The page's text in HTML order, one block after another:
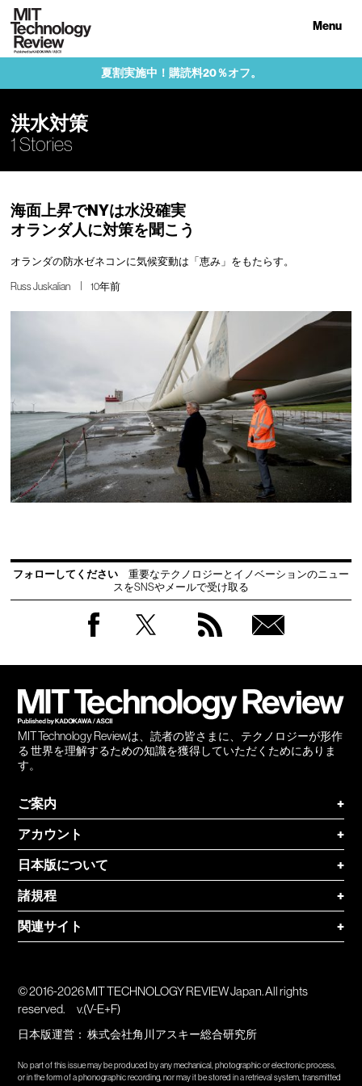
Menu
夏割実施中！購読料20％オフ。
洪水対策
1 Stories
海面上昇でNYは水没確実
オランダ人に対策を聞こう
オランダの防水ゼネコンに気候変動は「恵み」をもたらす。
Russ Juskalian 10年前
フォローしてください
重要なテクノロジーとイノベーションのニュー
スをSNSやメールで受け取る
MIT Technology Reviewは、読者の皆さまに、テクノロジーが形作
る 世界を理解するための知識を獲得していただくためにありま
す。
ご案内
+
アカウント
+
日本版について
+
諸規程
+
関連サイト
+
© 2016-2026 MIT TECHNOLOGY REVIEW Japan. All rights
reserved.
v.(V-E+F)
日本版運営：株式会社角川アスキー総合研究所
No part of this issue may be produced by any mechanical, photographic or electronic process,
or in the form of a phonographic recording, nor may it be stored in a retrieval system, transmitted